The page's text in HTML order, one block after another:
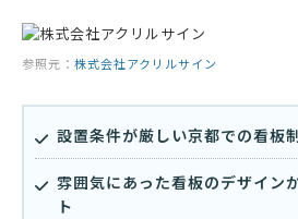
参照元： 株式会社アクリルサイン
設置条件が厳しい京都での看板
雰囲気にあった看板のデザイン
ト